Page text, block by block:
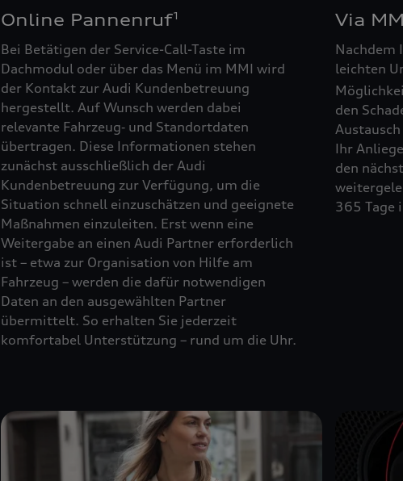
Online Pannenruf1
Bei Betätigen der Service-Call-Taste im
Dachmodul oder über das Menü im MMI wird
der Kontakt zur Audi Kundenbetreuung
hergestellt. Auf Wunsch werden dabei
relevante Fahrzeug‑ und Standortdaten
übertragen. Diese Informationen stehen
zunächst ausschließlich der Audi
Kundenbetreuung zur Verfügung, um die
Situation schnell einzuschätzen und geeignete
Maßnahmen einzuleiten. Erst wenn eine
Weitergabe an einen Audi Partner erforderlich
ist – etwa zur Organisation von Hilfe am
Fahrzeug – werden die dafür notwendigen
Daten an den ausgewählten Partner
übermittelt. So erhalten Sie jederzeit
komfortabel Unterstützung – rund um die Uhr.
Via
Nachdem
leichten
den
Ihr
den
365 Tage